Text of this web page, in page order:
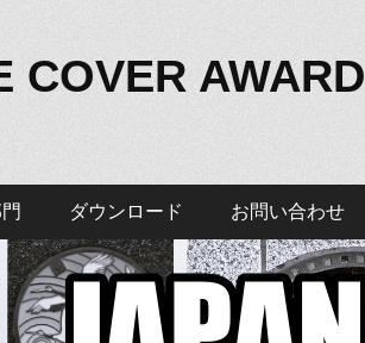
COVER AWARD
ダウンロード お問い合わせ